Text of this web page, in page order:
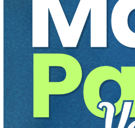
IV. Ticaret Hukuku
Tüm Oturumlar (12
2592
TL
Tüketici Hukuku